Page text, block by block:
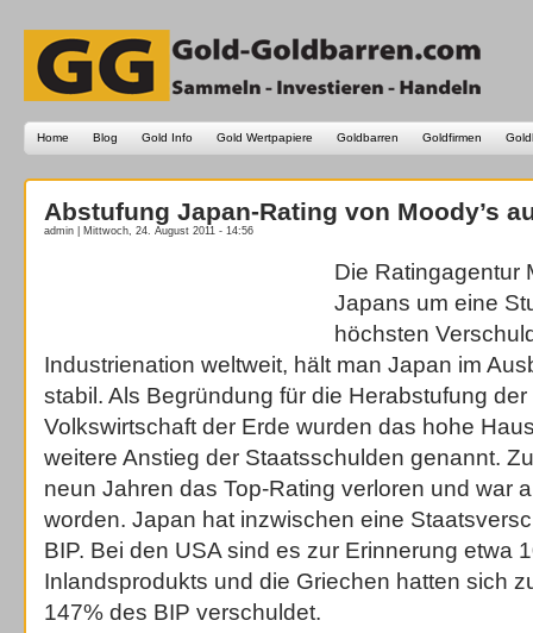
Home Blog Gold Info Gold Wertpapiere Goldbarren Goldfirmen
Abstufung Japan-Rating von Moody’s
admin | Mittwoch, 24. August 2011 - 14:56
Die Ratingagentur
Japans um eine
höchsten
Industrienation weltweit, hält man Japan im
stabil. Als Begründung für die Herabstufung
Volkswirtschaft der Erde wurden das hohe
weitere Anstieg der Staatsschulden genannt.
neun Jahren das Top-Rating verloren und war
worden. Japan hat inzwischen eine
BIP. Bei den USA sind es zur Erinnerung etwa
Inlandsprodukts und die Griechen hatten sich
147% des BIP verschuldet.